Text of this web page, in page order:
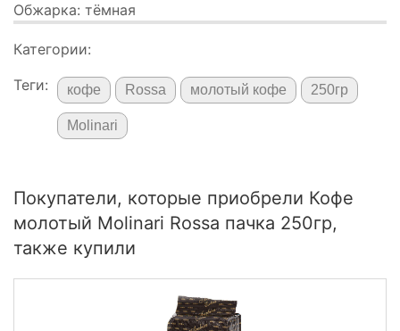
Обжарка: тёмная
Категории:
Теги:
кофе Rossa молотый кофе 250гр
Molinari
Покупатели, которые приобрели Кофе
молотый Molinari Rossa пачка 250гр,
также купили